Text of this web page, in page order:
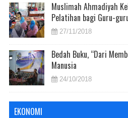
Muslimah Ahmadiyah
Pelatihan bagi Guru-
27/11/2018
Bedah Buku, “Dari
Manusia
24/10/2018
EKONOMI